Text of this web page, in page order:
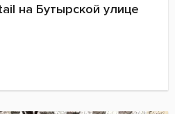
на Бутырской улице